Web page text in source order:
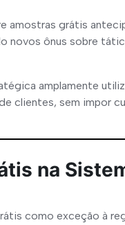
amostras grátis
novos ônus sobre
amplamente
clientes, sem impor
na
como exceção à